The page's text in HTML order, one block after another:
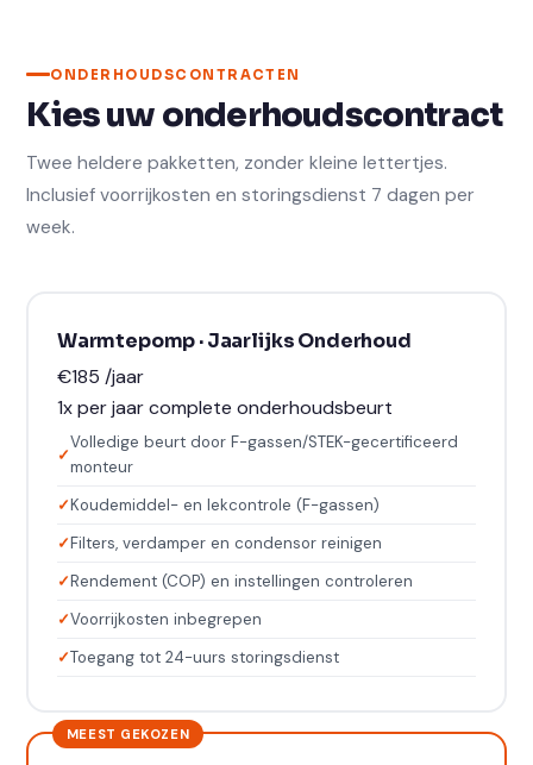
ONDERHOUDSCONTRACTEN
Kies uw onderhoudscontract
Twee heldere pakketten, zonder kleine lettertjes.
Inclusief voorrijkosten en storingsdienst 7 dagen per
week.
Warmtepomp · Jaarlijks Onderhoud
€185 /jaar
1x per jaar complete onderhoudsbeurt
Volledige beurt door F-gassen/STEK-gecertificeerd
monteur
Koudemiddel- en lekcontrole (F-gassen)
Filters, verdamper en condensor reinigen
Rendement (COP) en instellingen controleren
Voorrijkosten inbegrepen
Toegang tot 24-uurs storingsdienst